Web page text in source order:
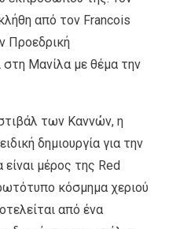
από τον Francois
Προεδρική
στη Μανίλα με θέμα την
των Καννών, η
δημιουργία για την
μέρος της Red
κόσμημα χεριού
από ένα